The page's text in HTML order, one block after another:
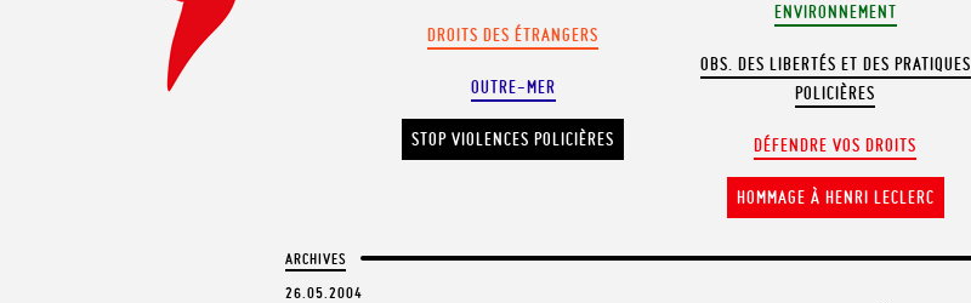
DROITS DES ÉTRANGERS
OUTRE-MER
STOP VIOLENCES POLICIÈRES
ENVIRONNEMENT
OBS. DES LIBERTÉS ET DES PRATIQUES
POLICIÈRES
DÉFENDRE VOS DROITS
HOMMAGE À HENRI LECLERC
ARCHIVES
26.05.2004